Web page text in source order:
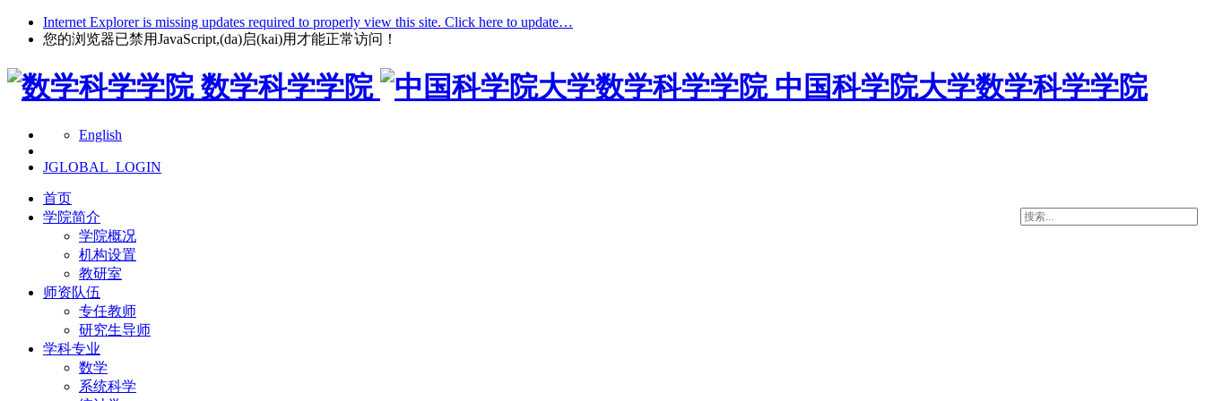
Internet Explorer is missing updates required to properly view this site. Click here to update…
您的浏览器已禁用JavaScript,(da)启(kai)用才能正常访问！
数学科学学院 中国科学院大学数学科学学院
English
JGLOBAL_LOGIN
首页
学院简介
学院概况
机构设置
教研室
师资队伍
专任教师
研究生导师
学科专业
数学
系统科学